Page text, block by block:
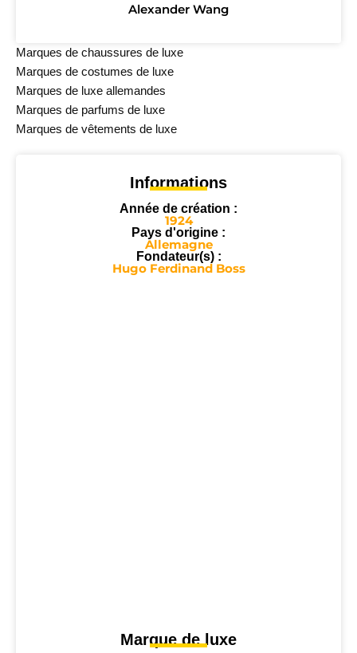
Alexander Wang
Marques de chaussures de luxe
Marques de costumes de luxe
Marques de luxe allemandes
Marques de parfums de luxe
Marques de vêtements de luxe
Informations
Année de création :
1924
Pays d'origine :
Allemagne
Fondateur(s) :
Hugo Ferdinand Boss
Marque de luxe